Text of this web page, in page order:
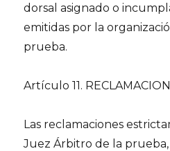
dorsal asignado o
emitidas por la
prueba.
Artículo 11.
Las reclamaciones
Juez Árbitro de la